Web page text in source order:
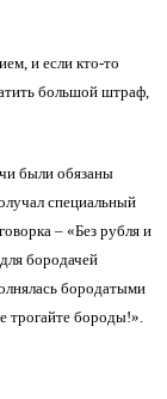
и если кто-то
большой штраф,
были обязаны
специальный
– «Без рубля и
бородачей
бородатыми
трогайте бороды!».